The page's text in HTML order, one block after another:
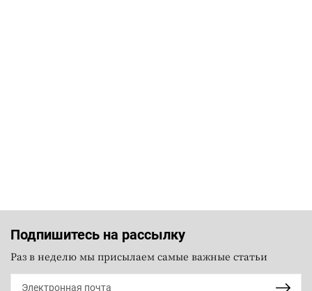
Подпишитесь на рассылку
Раз в неделю мы присылаем самые важные статьи